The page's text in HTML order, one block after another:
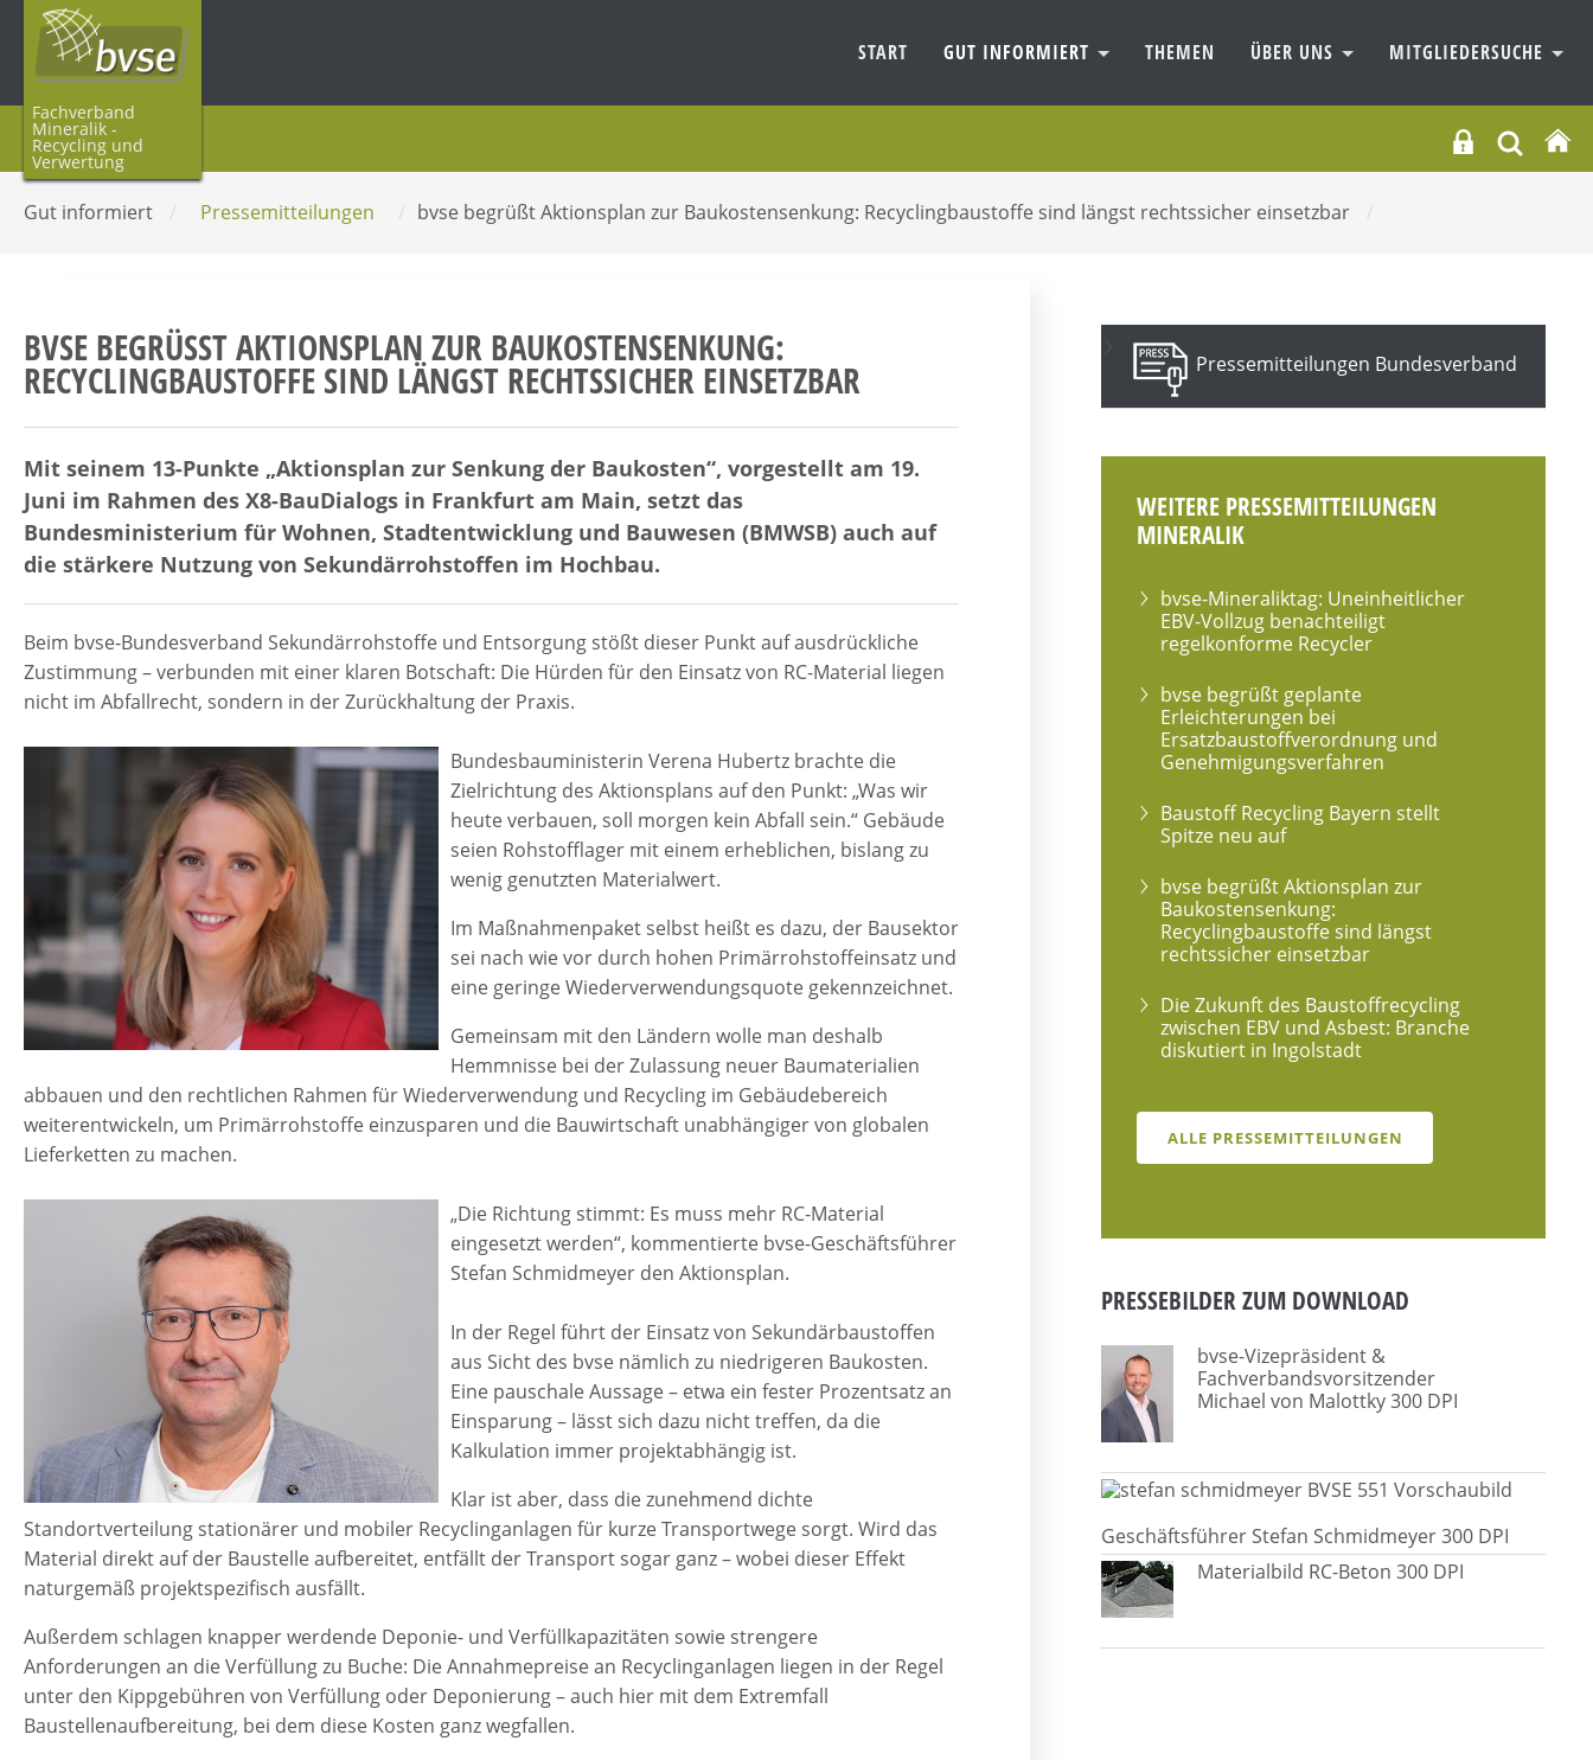
Fachverband
Mineralik -
Recycling und
Verwertung
START GUT INFORMIERT THEMEN ÜBER UNS MITGLIEDERSUCHE
Gut informiert / Pressemitteilungen / bvse begrüßt Aktionsplan zur Baukostensenkung: Recyclingbaustoffe sind längst rechtssicher einsetzbar /
BVSE BEGRÜSST AKTIONSPLAN ZUR BAUKOSTENSENKUNG: R
ECYCLINGBAUSTOFFE SIND LÄNGST RECHTSSICHER EINSETZBAR
Mit seinem 13-Punkte „Aktionsplan zur Senkung der Baukosten“, vorgestellt am 19.
Juni im Rahmen des X8-BauDialogs in Frankfurt am Main, setzt das
Bundesministerium für Wohnen, Stadtentwicklung und Bauwesen (BMWSB) auch auf
die stärkere Nutzung von Sekundärrohstoffen im Hochbau.
Beim bvse-Bundesverband Sekundärrohstoffe und Entsorgung stößt dieser Punkt auf ausdrückliche
Zustimmung – verbunden mit einer klaren Botschaft: Die Hürden für den Einsatz von RC-Material liegen
nicht im Abfallrecht, sondern in der Zurückhaltung der Praxis.
Bundesbauministerin Verena Hubertz brachte die
Zielrichtung des Aktionsplans auf den Punkt: „Was wir
heute verbauen, soll morgen kein Abfall sein.“ Gebäude
seien Rohstofflager mit einem erheblichen, bislang zu
wenig genutzten Materialwert.
Im Maßnahmenpaket selbst heißt es dazu, der Bausektor
sei nach wie vor durch hohen Primärrohstoffeinsatz und
eine geringe Wiederverwendungsquote gekennzeichnet.
Gemeinsam mit den Ländern wolle man deshalb
Hemmnisse bei der Zulassung neuer Baumaterialien
abbauen und den rechtlichen Rahmen für Wiederverwendung und Recycling im Gebäudebereich
weiterentwickeln, um Primärrohstoffe einzusparen und die Bauwirtschaft unabhängiger von globalen
Lieferketten zu machen.
„Die Richtung stimmt: Es muss mehr RC-Material
eingesetzt werden“, kommentierte bvse-Geschäftsführer
Stefan Schmidmeyer den Aktionsplan.
In der Regel führt der Einsatz von Sekundärbaustoffen
aus Sicht des bvse nämlich zu niedrigeren Baukosten.
Eine pauschale Aussage – etwa ein fester Prozentsatz an
Einsparung – lässt sich dazu nicht treffen, da die
Kalkulation immer projektabhängig ist.
Klar ist aber, dass die zunehmend dichte
Standortverteilung stationärer und mobiler Recyclinganlagen für kurze Transportwege sorgt. Wird das
Material direkt auf der Baustelle aufbereitet, entfällt der Transport sogar ganz – wobei dieser Effekt
naturgemäß projektspezifisch ausfällt.
Außerdem schlagen knapper werdende Deponie- und Verfüllkapazitäten sowie strengere
Anforderungen an die Verfüllung zu Buche: Die Annahmepreise an Recyclinganlagen liegen in der Regel
unter den Kippgebühren von Verfüllung oder Deponierung – auch hier mit dem Extremfall
Baustellenaufbereitung, bei dem diese Kosten ganz wegfallen.
Pressemitteilungen Bundesverband
WEITERE PRESSEMITTEILUNGEN
MINERALIK
bvse-Mineraliktag: Uneinheitlicher
EBV-Vollzug benachteiligt
regelkonforme Recycler
bvse begrüßt geplante
Erleichterungen bei
Ersatzbaustoffverordnung und
Genehmigungsverfahren
Baustoff Recycling Bayern stellt
Spitze neu auf
bvse begrüßt Aktionsplan zur
Baukostensenkung:
Recyclingbaustoffe sind längst
rechtssicher einsetzbar
Die Zukunft des Baustoffrecycling
zwischen EBV und Asbest: Branche
diskutiert in Ingolstadt
ALLE PRESSEMITTEILUNGEN
PRESSEBILDER ZUM DOWNLOAD
bvse-Vizepräsident &
Fachverbandsvorsitzender
Michael von Malottky 300 DPI
Geschäftsführer Stefan Schmidmeyer 300 DPI
Materialbild RC-Beton 300 DPI